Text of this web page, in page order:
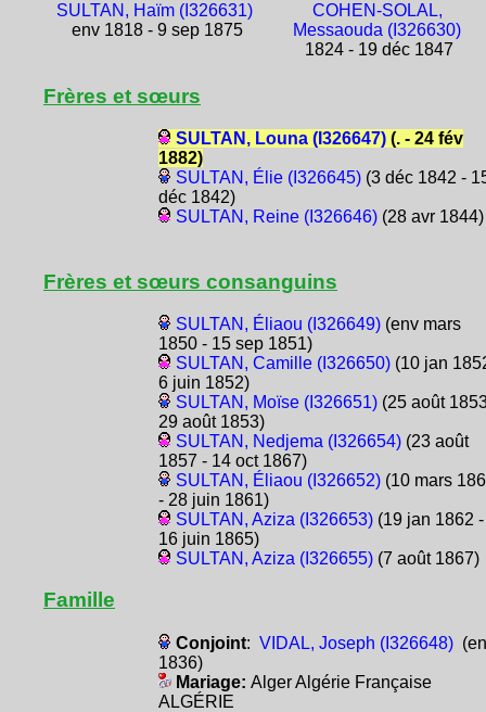
SULTAN, Haïm (I326631)
env 1818 - 9 sep 1875
COHEN-SOLAL,
Messaouda (I326630)
1824 - 19 déc 1847
Frères et sœurs
SULTAN, Louna (I326647)(. - 24 fév
1882)
SULTAN, Élie (I326645)(3 déc 1842 -
déc 1842)
SULTAN, Reine (I326646)(28 avr 1844)
Frères et sœurs consanguins
SULTAN, Éliaou (I326649)(env mars
1850 - 15 sep 1851)
SULTAN, Camille (I326650)(10 jan
6 juin 1852)
SULTAN, Moïse (I326651)(25 août
29 août 1853)
SULTAN, Nedjema (I326654)(23 août
1857 - 14 oct 1867)
SULTAN, Éliaou (I326652)(10 mars
- 28 juin 1861)
SULTAN, Aziza (I326653)(19 jan 1862 -
16 juin 1865)
SULTAN, Aziza (I326655)(7 août 1867)
Famille
Conjoint: VIDAL, Joseph (I326648)
1836)
Mariage: Alger Algérie Française
ALGÉRIE